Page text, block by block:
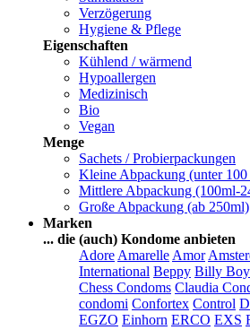
Verzögerung
Hygiene & Pflege
Eigenschaften
Kühlend / wärmend
Hypoallergen
Medizinisch
Bio
Vegan
Menge
Sachets / Probierpackungen
Kleine Abpackung (unter
Mittlere Abpackung (100ml-
Große Abpackung (ab 250ml)
Marken
... die (auch) Kondome anbieten
Adore Amarelle Amor
International Beppy Billy Boy
Chess Condoms Claudia
condomi Confortex Control
EGZO Einhorn ERCO EXS